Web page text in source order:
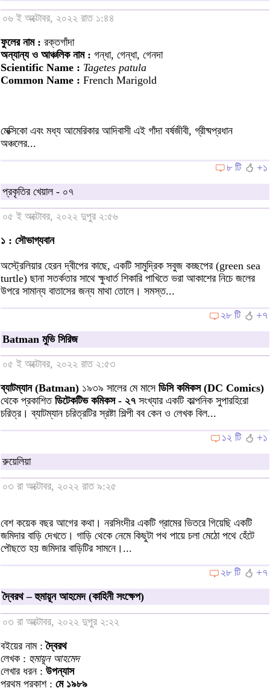
০৬ ই অক্টোবর, ২০২২ রাত ১:৪৪
ফুলের নাম : রক্তগাঁদা
অন্যান্য ও আঞ্চলিক নাম : গন্ধা, গেন্ধা, গেনদা
Scientific Name : Tagetes patula
Common Name : French Marigold
মেক্সিকো এবং মধ্য আমেরিকার আদিবাসী এই গাঁদা বর্ষজীবী, গ্রীষ্মপ্রধান
অঞ্চলের...
৮ টি
+১
প্রকৃতির খেয়াল - ০৭
০৫ ই অক্টোবর, ২০২২ দুপুর ২:৫৬
১ : সৌভাগ্যবান
অস্ট্রেলিয়ার হেরন দ্বীপের কাছে, একটি সামুদ্রিক সবুজ কচ্ছপের (green sea
turtle) ছানা সতর্কতার সাথে ক্ষুধার্ত শিকারি পাখিতে ভরা আকাশের নিচে জলের
উপরে সামান্য বাতাসের জন্য মাথা তোলে। সমস্ত...
২৮ টি
+৭
Batman মুভি সিরিজ
০৫ ই অক্টোবর, ২০২২ রাত ২:৫৩
ব্যাটম্যান (Batman) ১৯৩৯ সালের মে মাসে ডিসি কমিকস (DC Comics)
থেকে প্রকাশিত ডিটেকটিভ কমিকস - ২৭সংখ্যার একটি কাল্পনিক সুপারহিরো
চরিত্র। ব্যাটম্যান চরিত্রটির স্রষ্টা শিল্পী বব কেন ও লেখক বিল...
১২ টি
+১
রুয়েলিয়া
০৩ রা অক্টোবর, ২০২২ রাত ৯:২৫
বেশ কয়েক বছর আগের কথা। নরসিংদীর একটি গ্রামের ভিতরে গিয়েছি একটি
জমিদার বাড়ি দেখতে। গাড়ি থেকে নেমে কিছুটা পথ পায়ে চলা মেঠো পথে হেঁটে
পৌছতে হয় জমিদার বাড়িটির সামনে।...
২৮ টি
+৭
দ্বৈরথ – হুমায়ূন আহমেদ (কাহিনী সংক্ষেপ)
০৩ রা অক্টোবর, ২০২২ দুপুর ২:২২
বইয়ের নাম :দ্বৈরথ
লেখক : হুমায়ূন আহমেদ
লেখার ধরন : উপন্যাস
প্রথম প্রকাশ : মে ১৯৮৯